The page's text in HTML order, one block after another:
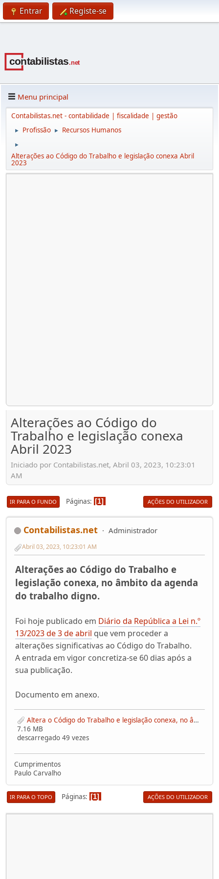
Entrar Registe-se
Menu principal
Contabilistas.net - contabilidade | fiscalidade | gestão
► Profissão ► Recursos Humanos
►
Alterações ao Código do Trabalho e legislação conexa Abril
2023
Alterações ao Código do
Trabalho e legislação conexa
Abril 2023
Iniciado por Contabilistas.net, Abril 03, 2023, 10:23:01
AM
IR PARA O FUNDO Páginas 1 AÇÕES DO UTILIZADOR
Contabilistas.net Administrador
Abril 03, 2023, 10:23:01 AM
Alterações ao Código do Trabalho e
legislação conexa, no âmbito da agenda
do trabalho digno.
Foi hoje publicado em Diário da República a Lei n.º
13/2023 de 3 de abril que vem proceder a
alterações significativas ao Código do Trabalho.
A entrada em vigor concretiza-se 60 dias após a
sua publicação.
Documento em anexo.
Altera o Código do Trabalho e legislação conexa, no âmbito da agenda do trabalho digno.pdf
7.16 MB
descarregado 49 vezes
Cumprimentos
Paulo Carvalho
IR PARA O TOPO Páginas 1 AÇÕES DO UTILIZADOR